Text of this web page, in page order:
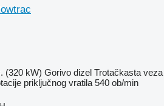
(320 kW) Gorivo dizel Trotačkasta veza
priključnog vratila 540 ob/min